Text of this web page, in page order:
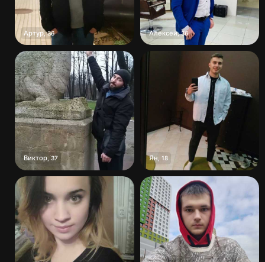
Артур,36 Алексей,36
Виктор ,37 Ян 18